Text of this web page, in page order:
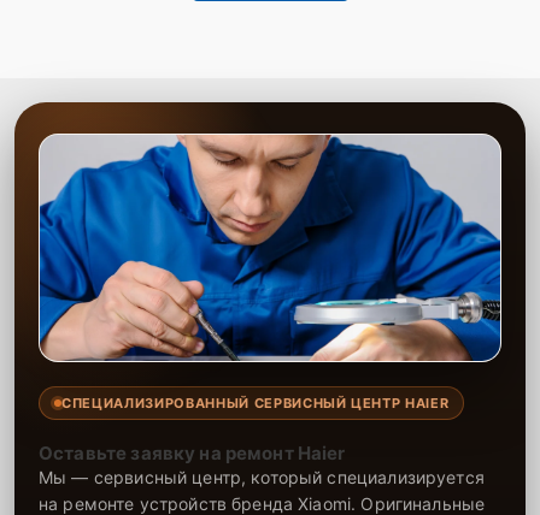
СПЕЦИАЛИЗИРОВАННЫЙ СЕРВИСНЫЙ ЦЕНТР HAIER
Оставьте заявку на ремонт Haier
Мы — сервисный центр, который специализируется
на ремонте устройств бренда Xiaomi. Оригинальные